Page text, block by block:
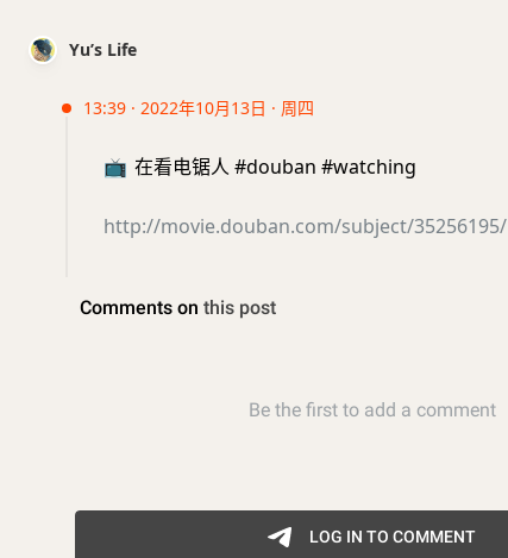
Yu’s Life
13:39 · 2022年10月13日 · 周四
📺 在看电锯人 #douban #watching
http://movie.douban.com/subject/35256195/